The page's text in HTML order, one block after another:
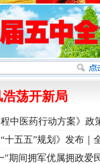
浩荡开新局
程中医药行动方案》政
十五五”规划》发布｜
"期间拥军优属拥政爱